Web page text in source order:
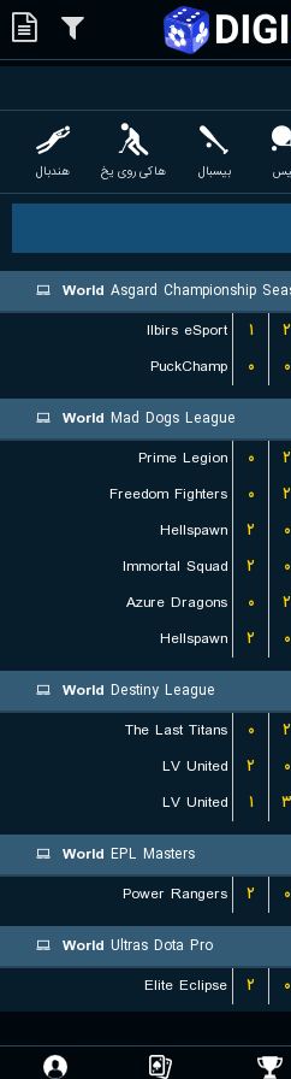
بیسبال هاکی روی یخ هندبال
World Asgard Championship
Ilbirs eSport
۱ ۲
PuckChamp
۰ ۰
World Mad Dogs League
Prime Legion
۰ ۲
Freedom Fighters
۰ ۲
Hellspawn
۲ ۰
Immortal Squad
۲ ۰
Azure Dragons
۰ ۲
Hellspawn
۲ ۰
World Destiny League
The Last Titans
۰ ۲
LV United
۲ ۰
LV United
۱ ۳
World EPL Masters
Power Rangers
۲ ۰
World Ultras Dota Pro
Elite Eclipse
۲ ۰